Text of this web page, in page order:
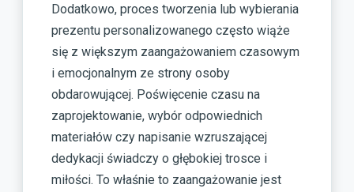
Dodatkowo, proces tworzenia lub wybierania
prezentu personalizowanego często wiąże
się z większym zaangażowaniem czasowym
i emocjonalnym ze strony osoby
obdarowującej. Poświęcenie czasu na
zaprojektowanie, wybór odpowiednich
materiałów czy napisanie wzruszającej
dedykacji świadczy o głębokiej trosce i
miłości. To właśnie to zaangażowanie jest